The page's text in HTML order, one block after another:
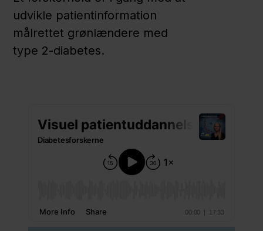
kropsopfattelse
skal hjælpe
unge med
patientuddannelse
skal hjælpe
grønlændere med
udvikle patientinformation
målrettet grønlændere med
type 2-diabetes.